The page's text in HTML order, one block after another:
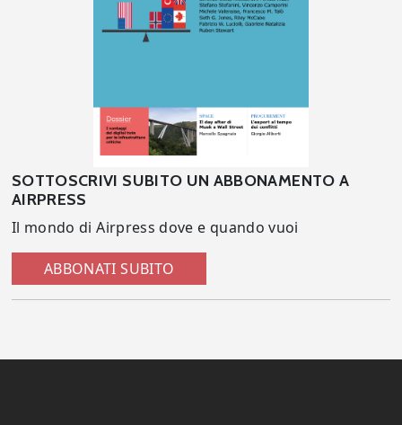
SOTTOSCRIVI SUBITO UN ABBONAMENTO A
AIRPRESS
Il mondo di Airpress dove e quando vuoi
ABBONATI SUBITO